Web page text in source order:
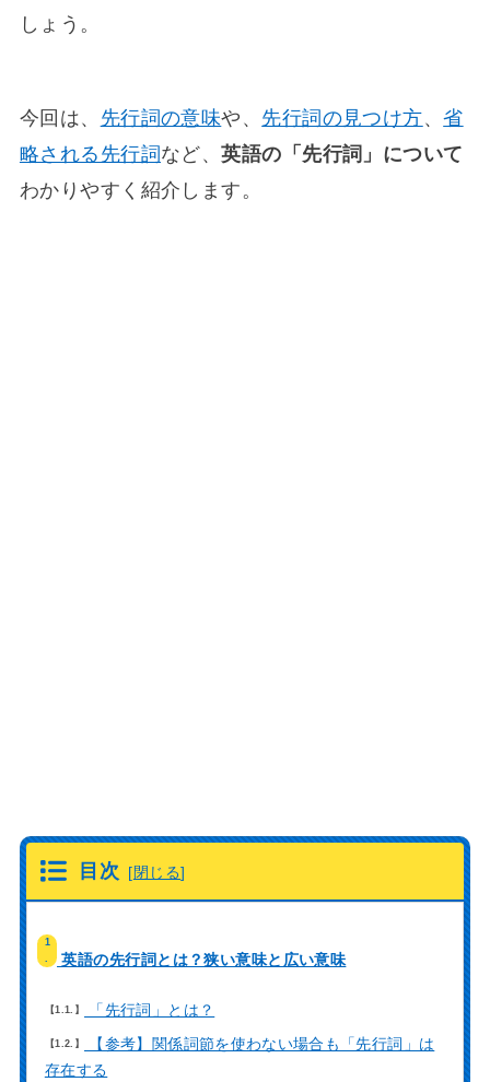
しょう。
今回は、 先行詞の意味や、 先行詞の見つけ方、省
略される先行詞など、英語の「先行詞」について
わかりやすく紹介します。
目次 [閉じる]
1
英語の先行詞とは？狭い意味と広い意味
1.1. 「先行詞」とは？
1.2.
【参考】関係詞節を使わない場合も「先行詞」は
存在する